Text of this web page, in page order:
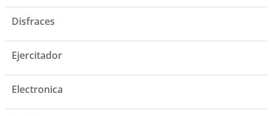
Disfraces
Ejercitador
Electronica